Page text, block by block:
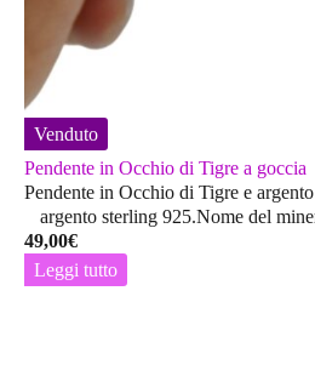
Venduto
Pendente in Occhio di Tigre a goccia
Pendente in Occhio di Tigre e
argento sterling 925.Nome del
49,00€
Leggi tutto